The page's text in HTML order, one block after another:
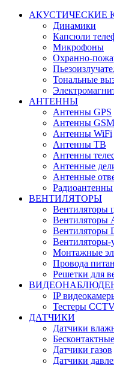
АКУСТИЧЕСКИЕ
Динамики
Капсюли
Микрофоны
Охранно-
Тональные
АНТЕННЫ
Антенны GPS
Антенны GSM
Антенны WiFi
Антенны ТВ
Антенны
Антенные
Антенные
Радиоантенны
ВЕНТИЛЯТОРЫ
Вентиляторы
Вентиляторы
Вентиляторы
Вентиляторы-
Монтажные
Провода
Решетки для
IP
Тестеры
ДАТЧИКИ
Датчики
Датчики газов
Датчики